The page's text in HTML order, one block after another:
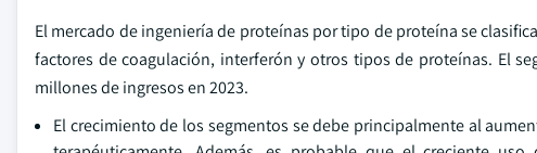
El mercado de ingeniería de proteínas por tipo de proteína se
factores de coagulación, interferón y otros tipos de proteínas. El
millones de ingresos en 2023.
El crecimiento de los segmentos se debe principalmente al